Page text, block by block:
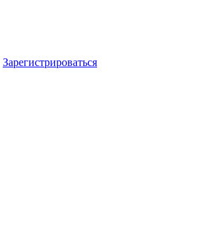
Зарегистрироваться